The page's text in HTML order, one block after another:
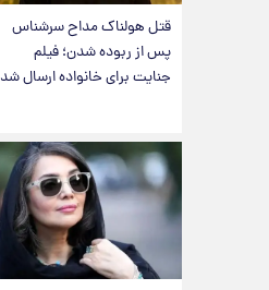
قتل هولناک مداح سرشناس
پس از ربوده شدن؛ فیلم
جنایت برای خانواده ارسال شد